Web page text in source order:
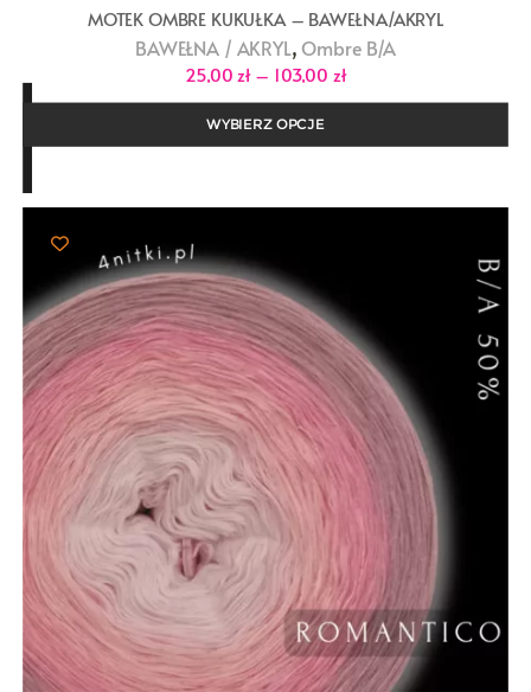
MOTEK OMBRE KUKUŁKA – BAWEŁNA/AKRYL
BAWEŁNA / AKRYL, Ombre B/A
25,00zł – 103,00 złZakres
od
do
WYBIERZ OPCJE